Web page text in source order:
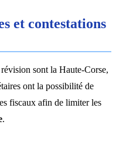
et contestations
sont la Haute-Corse,
ont la possibilité de
fiscaux afin de limiter les
.